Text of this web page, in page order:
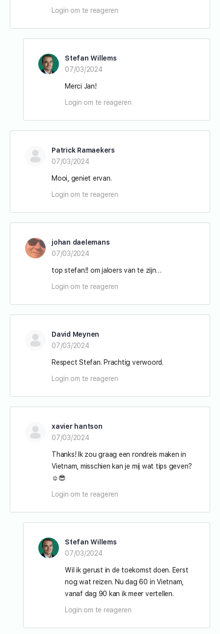
Login om te reageren
Stefan Willems
07/03/2024
Merci Jan!
Login om te reageren
Patrick Ramaekers
07/03/2024
Mooi, geniet ervan.
Login om te reageren
johan daelemans
07/03/2024
top stefan!! om jaloers van te zijn…
Login om te reageren
David Meynen
07/03/2024
Respect Stefan. Prachtig verwoord.
Login om te reageren
xavier hantson
07/03/2024
Thanks! Ik zou graag een rondreis maken in
Vietnam, misschien kan je mij wat tips geven?
☺️😎
Login om te reageren
Stefan Willems
07/03/2024
Wil ik gerust in de toekomst doen. Eerst
nog wat reizen. Nu dag 60 in Vietnam,
vanaf dag 90 kan ik meer vertellen.
Login om te reageren